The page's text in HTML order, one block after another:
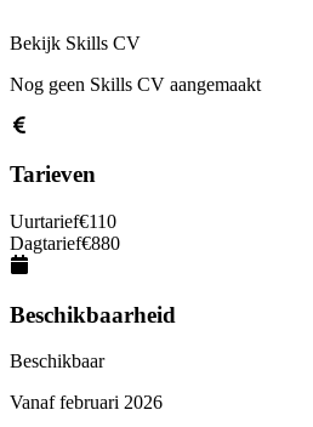
Bekijk Skills CV
Nog geen Skills CV aangemaakt
Tarieven
Uurtarief€110
Dagtarief€880
Beschikbaarheid
Beschikbaar
Vanaf februari 2026